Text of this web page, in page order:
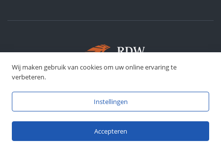
Wij maken gebruik van cookies om uw online ervaring te
verbeteren.
Instellingen
Accepteren